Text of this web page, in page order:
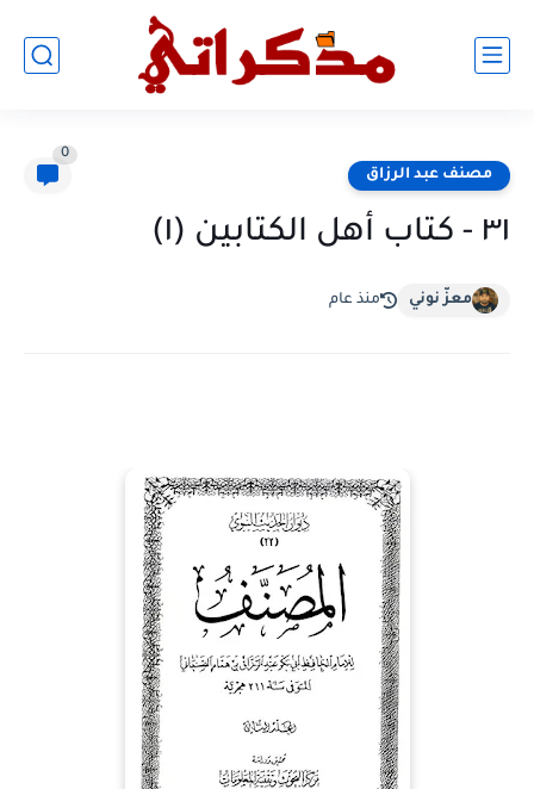
مصنف عبد الرزاق
0
٣١ - كتاب أهل الكتابين (١)
معزّ نوني منذ عام